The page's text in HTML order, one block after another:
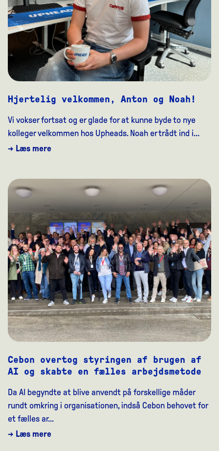
Hjertelig velkommen, Anton og Noah!
Vi vokser fortsat og er glade for at kunne byde to nye
kolleger velkommen hos Upheads. Noah er trådt ind i...
→ Læs mere
Cebon overtog styringen af brugen af
AI og skabte en fælles arbejdsmetode
Da AI begyndte at blive anvendt på forskellige måder
rundt omkring i organisationen, indså Cebon behovet for
et fælles ar...
→ Læs mere